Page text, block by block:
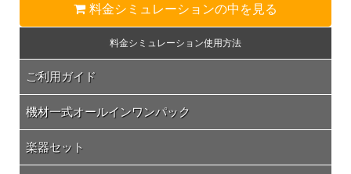
料金シミュレーションの中を見る
料金シミュレーション使用方法
ご利用ガイド
機材一式オールインワンパック
楽器セット